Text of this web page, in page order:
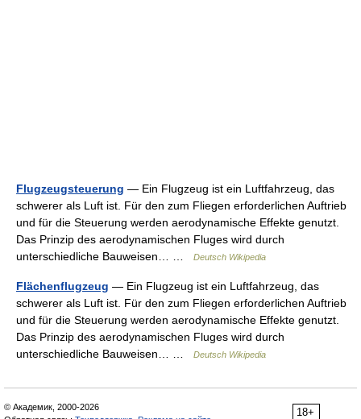
Flugzeugsteuerung — Ein Flugzeug ist ein Luftfahrzeug, das
schwerer als Luft ist. Für den zum Fliegen erforderlichen Auftrieb
und für die Steuerung werden aerodynamische Effekte genutzt.
Das Prinzip des aerodynamischen Fluges wird durch
unterschiedliche Bauweisen… …
Deutsch Wikipedia
Flächenflugzeug — Ein Flugzeug ist ein Luftfahrzeug, das
schwerer als Luft ist. Für den zum Fliegen erforderlichen Auftrieb
und für die Steuerung werden aerodynamische Effekte genutzt.
Das Prinzip des aerodynamischen Fluges wird durch
unterschiedliche Bauweisen… …
Deutsch Wikipedia
18+
© Академик, 2000-2026